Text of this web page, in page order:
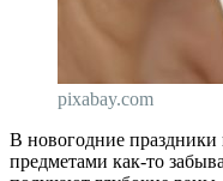
pixabay.com
В новогодние
предметами как-то